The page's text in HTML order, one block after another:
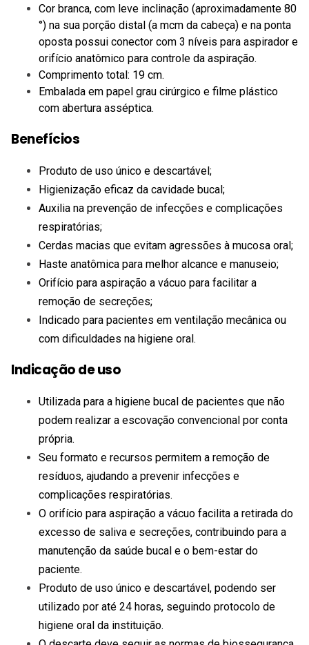
Cor branca, com leve inclinação (aproximadamente 80
°) na sua porção distal (a mcm da cabeça) e na ponta
oposta possui conector com 3 níveis para aspirador e
orifício anatômico para controle da aspiração.
Comprimento total: 19 cm.
Embalada em papel grau cirúrgico e filme plástico
com abertura asséptica.
Benefícios
Produto de uso único e descartável;
Higienização eficaz da cavidade bucal;
Auxilia na prevenção de infecções e complicações
respiratórias;
Cerdas macias que evitam agressões à mucosa oral;
Haste anatômica para melhor alcance e manuseio;
Orifício para aspiração a vácuo para facilitar a
remoção de secreções;
Indicado para pacientes em ventilação mecânica ou
com dificuldades na higiene oral.
Indicação de uso
Utilizada para a higiene bucal de pacientes que não
podem realizar a escovação convencional por conta
própria.
Seu formato e recursos permitem a remoção de
resíduos, ajudando a prevenir infecções e
complicações respiratórias.
O orifício para aspiração a vácuo facilita a retirada do
excesso de saliva e secreções, contribuindo para a
manutenção da saúde bucal e o bem-estar do
paciente.
Produto de uso único e descartável, podendo ser
utilizado por até 24 horas, seguindo protocolo de
higiene oral da instituição.